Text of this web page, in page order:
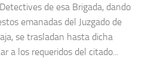
de esa Brigada, dando
emanadas del Juzgado de
se trasladan hasta dicha
a los requeridos del citado...